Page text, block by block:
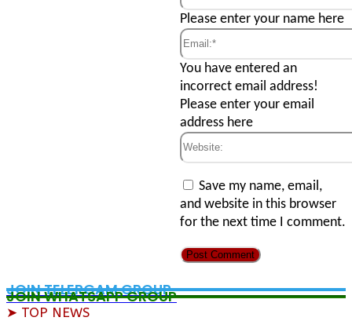
Name:*
Please enter your name here
Email:*
You have entered an
incorrect email address!
Please enter your email
address here
Save my name, email,
and website in this browser
for the next time I comment.
JOIN TELERGAM GROUP
JOIN WHATSAPP GROUP
➤ TOP NEWS